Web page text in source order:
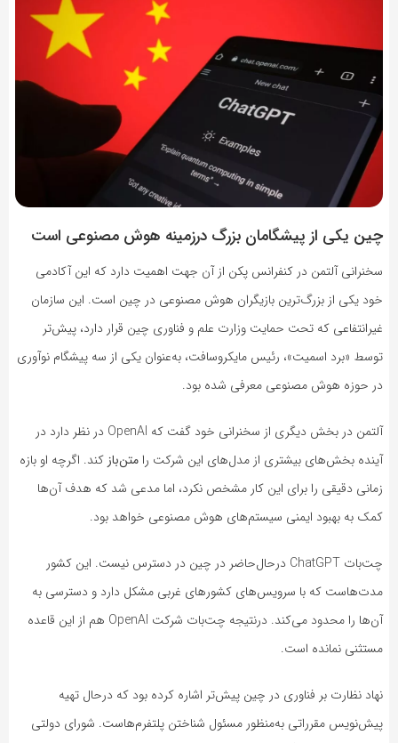
چین یکی از پیشگامان بزرگ در‌زمینه هوش مصنوعی است
سخنرانی آلتمن در کنفرانس پکن از آن جهت اهمیت دارد که این آکادمی
خود یکی از بزرگ‌ترین بازیگران هوش مصنوعی در چین است. این سازمان
غیرانتفاعی که تحت حمایت وزارت علم و فناوری چین قرار دارد، پیش‌تر
توسط «برد اسمیت»، رئیس مایکروسافت، به‌عنوان یکی از سه پیشگام نوآوری
در حوزه هوش مصنوعی معرفی شده بود.
آلتمن در بخش دیگری از سخنرانی خود گفت که OpenAI در نظر دارد در
آینده بخش‌های بیشتری از مدل‌های این شرکت رامتن‌باز کند. اگرچه او بازه
زمانی دقیقی را برای این کار مشخص نکرد، اما مدعی شد که هدف آن‌ها
کمک به بهبود ایمنی سیستم‌های هوش مصنوعی خواهد بود.
چت‌بات ChatGPT درحال‌حاضر در چین در دسترس نیست. این کشور
مدت‌هاست که با سرویس‌های کشورهای غربی مشکل دارد و دسترسی به
آن‌ها را محدود می‌کند. درنتیجه چت‌بات شرکت OpenAI هم از این قاعده
مستثنی نمانده است.
نهاد نظارت بر فناوری در چین پیش‌تر اشاره کرده بود که درحال تهیه
پیش‌نویس مقرراتی به‌منظور مسئول شناختن پلتفرم‌هاست. شورای دولتی